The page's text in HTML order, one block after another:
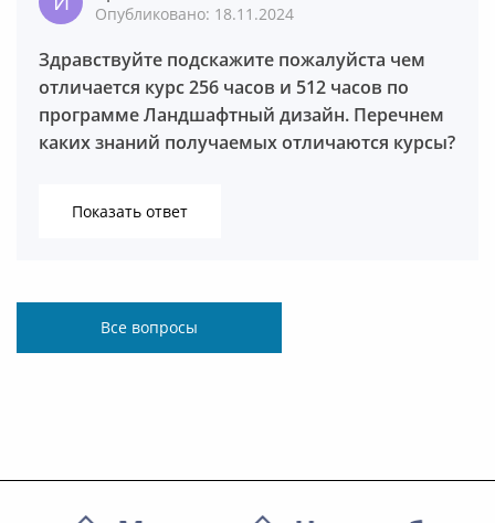
Опубликовано: 18.11.2024
Здравствуйте подскажите пожалуйста чем
отличается курс 256 часов и 512 часов по
программе Ландшафтный дизайн. Перечнем
каких знаний получаемых отличаются курсы?
Березина Надежда Васильевна
Показать ответ
Все вопросы